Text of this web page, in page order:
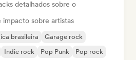
detalhados sobre o
impacto sobre artistas
brasileira
Garage rock
Indie rock Pop Punk Pop rock